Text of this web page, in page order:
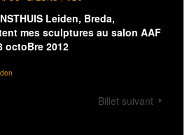
Leiden, Breda,
mes sculptures au salon AAF
octoBre 2012
Billet suivant